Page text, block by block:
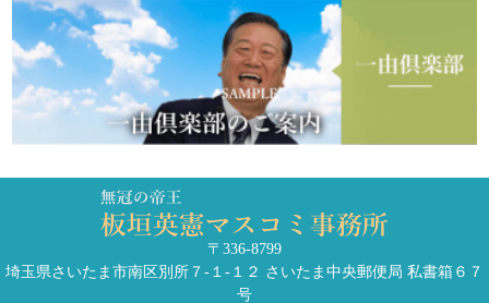
〒336-8799
埼玉県さいたま市南区別所７-１-１２ さいたま中央郵便局 私書箱６７
号